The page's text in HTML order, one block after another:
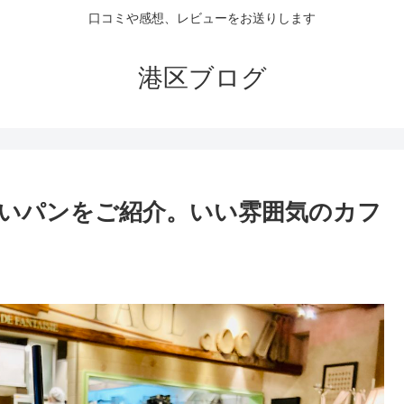
口コミや感想、レビューをお送りします
港区ブログ
パンをご紹介。いい雰囲気のカフ